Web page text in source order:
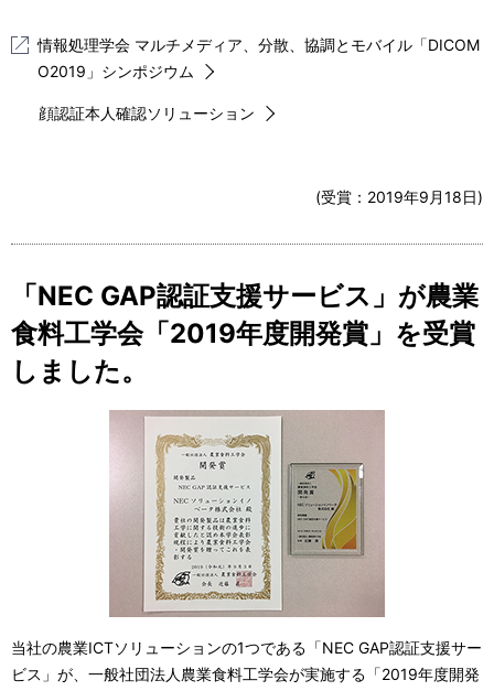
情報処理学会 マルチメディア、分散、協調とモバイル「DICOM
O2019」シンポジウム
顔認証本人確認ソリューション
(受賞： 2019年9月18日)
「NEC GAP認証支援サービス」が農業
食料工学会「2019年度開発賞」を受賞
しました。
当社の農業ICTソリューションの1つである「NEC GAP認証支援サー
ビス」が、一般社団法人農業食料工学会が実施する「2019年度開発